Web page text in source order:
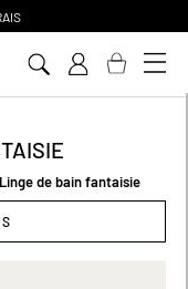
Linge de bain fantaisie